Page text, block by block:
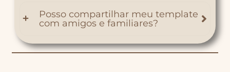
Posso compartilhar meu template
com amigos e familiares?